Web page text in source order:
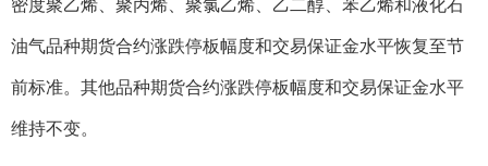
密度聚乙烯、聚丙烯、聚氯乙烯、乙二醇、苯乙烯和液化石
油气品种期货合约涨跌停板幅度和交易保证金水平恢复至节
前标准。其他品种期货合约涨跌停板幅度和交易保证金水平
维持不变。